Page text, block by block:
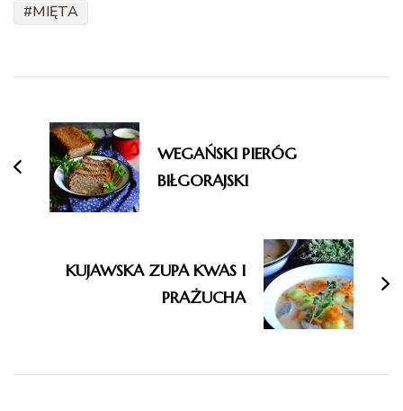
MIĘTA
wpisu
WEGAŃSKI PIERÓG
BIŁGORAJSKI
KUJAWSKA ZUPA KWAS I
PRAŻUCHA